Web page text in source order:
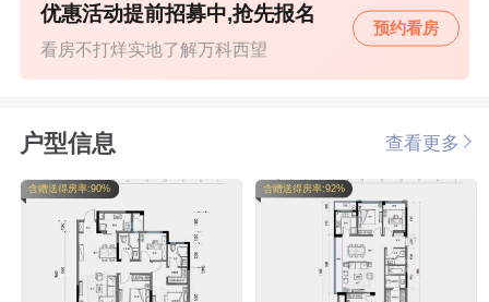
看房不打烊实地了解万科西望
优惠活动提前招募中,抢先报名
预约看房
户型信息 查看更多
含赠送得房率:90% 含赠送得房率:92%